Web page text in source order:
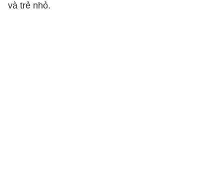
và trẻ nhỏ.